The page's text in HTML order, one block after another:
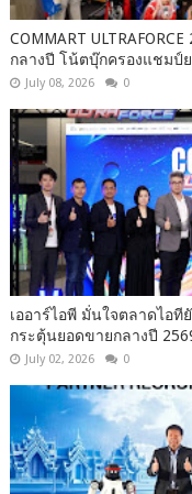
COMMART
กลางปี โน้ตบุ๊กครองแชมป์
July 08, 2026 0
เออาร์ไอพี มั่นใจตลาดไอทียั
กระตุ้นยอดขายกลางปี
July 02, 2026 0